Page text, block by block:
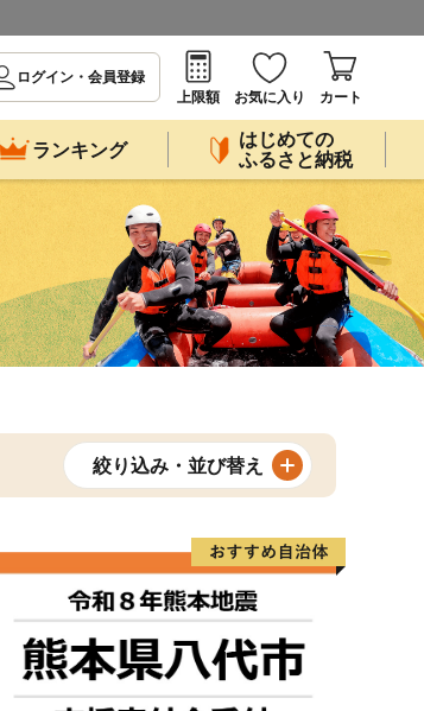
ログイン・会員登録
上限額
お気に入り カート
ランキング
はじめての
ふるさと納税
絞り込み・並び替え